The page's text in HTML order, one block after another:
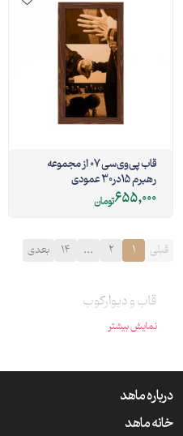
قاب پی‌وی‌سی 07 از مجموعه
رهبرم 15در30 عمودی
655,000تومان
قبلی 1
2
...
14 بعدی
قاب و دیوار‌کوب
نمایش بیشتر
درباره ماهد
خانه ماهد